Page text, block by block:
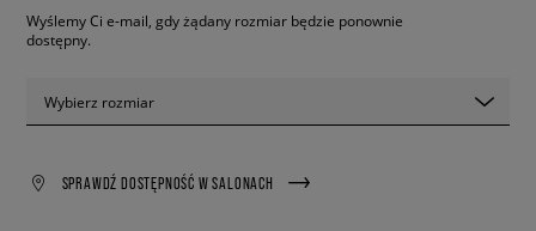
Wyślemy Ci e-mail, gdy żądany rozmiar będzie ponownie
dostępny.
Wybierz rozmiar
SPRAWDŹ DOSTĘPNOŚĆ W SALONACH